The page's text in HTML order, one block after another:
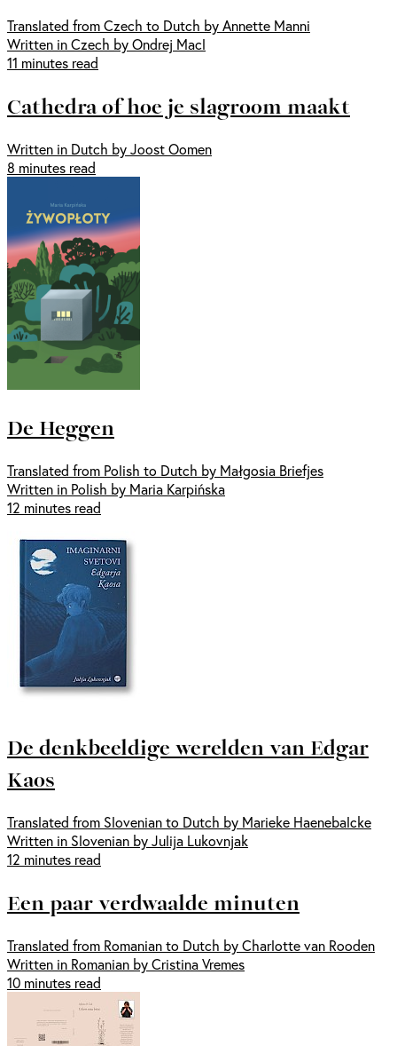
Translated from Czech to Dutch by Annette Manni
Written in Czech by Ondrej Macl
11 minutes read
Cathedra of hoe je slagroom maakt
Written in Dutch by Joost Oomen
8 minutes read
De Heggen
Translated from Polish to Dutch by Małgosia Briefjes
Written in Polish by Maria Karpińska
12 minutes read
De denkbeeldige werelden van Edgar
Kaos
Translated from Slovenian to Dutch by Marieke Haenebalcke
Written in Slovenian by Julija Lukovnjak
12 minutes read
Een paar verdwaalde minuten
Translated from Romanian to Dutch by Charlotte van Rooden
Written in Romanian by Cristina Vremes
10 minutes read